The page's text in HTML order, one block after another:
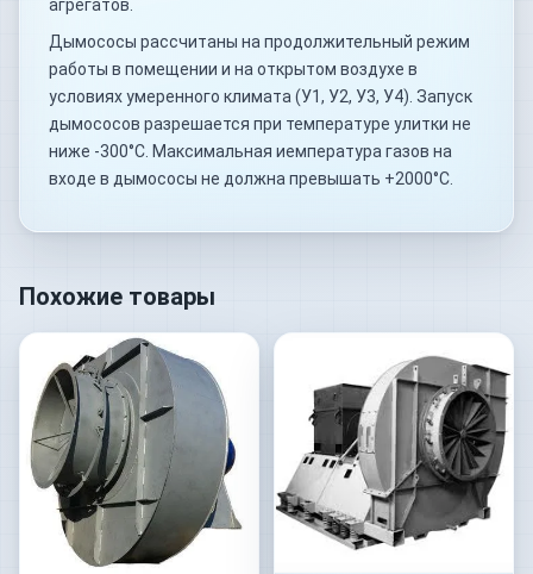
агрегатов.
Дымососы рассчитаны на продолжительный режим
работы в помещении и на открытом воздухе в
условиях умеренного климата (У1, У2, У3, У4). Запуск
дымососов разрешается при температуре улитки не
ниже -300°С. Максимальная иемпература газов на
входе в дымососы не должна превышать +2000°С.
Похожие товары